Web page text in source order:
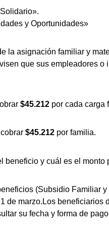
y Oportunidades»
la asignación familiar y
que sus empleadores
$45.212 por cada carga
$45.212 por familia.
(Subsidio Familiar
de marzo.Los
su fecha y forma de